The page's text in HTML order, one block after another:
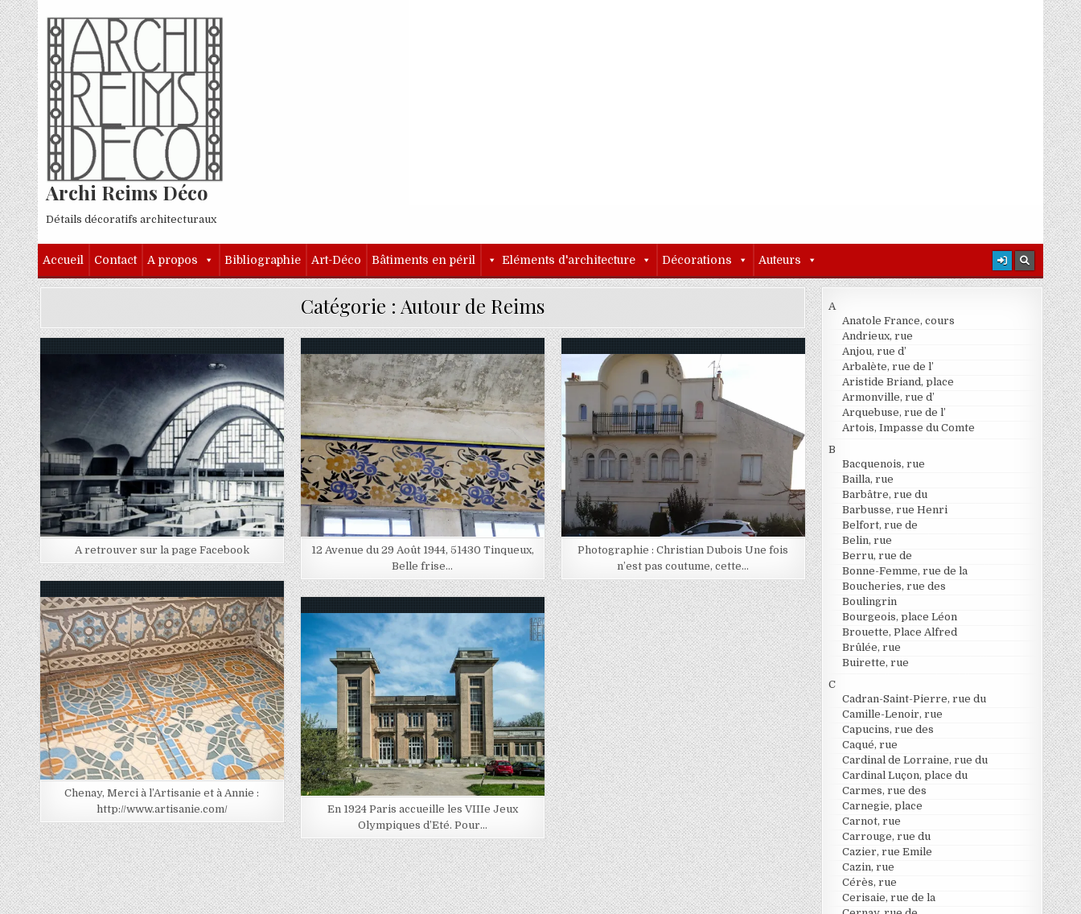
Skip to content
Archi Reims Déco
Détails décoratifs architecturaux
Accueil Contact A propos Bibliographie Art-Déco Bâtiments en péril Eléments d'architecture Décorations Auteurs
Catégorie : Autour de Reims
Posted in
A retrouver sur la page Facebook
Posted in
12 Avenue du 29 Août 1944, 51430 Tinqueux,
Belle frise…
Posted in
Photographie : Christian Dubois Une fois
n’est pas coutume, cette…
Posted in
Chenay, Merci à l’Artisanie et à Annie :
http://www.artisanie.com/
Posted in
En 1924 Paris accueille les VIIIe Jeux
Olympiques d’Eté. Pour…
A
Anatole France, cours
Andrieux, rue
Anjou, rue d’
Arbalète, rue de l’
Aristide Briand, place
Armonville, rue d’
Arquebuse, rue de l’
Artois, Impasse du Comte
B
Bacquenois, rue
Bailla, rue
Barbâtre, rue du
Barbusse, rue Henri
Belfort, rue de
Belin, rue
Berru, rue de
Bonne-Femme, rue de la
Boucheries, rue des
Boulingrin
Bourgeois, place Léon
Brouette, Place Alfred
Brûlée, rue
Buirette, rue
C
Cadran-Saint-Pierre, rue du
Camille-Lenoir, rue
Capucins, rue des
Caqué, rue
Cardinal de Lorraine, rue du
Cardinal Luçon, place du
Carmes, rue des
Carnegie, place
Carnot, rue
Carrouge, rue du
Cazier, rue Emile
Cazin, rue
Cérès, rue
Cerisaie, rue de la